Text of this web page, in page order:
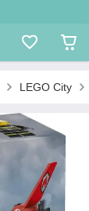
LEGO City